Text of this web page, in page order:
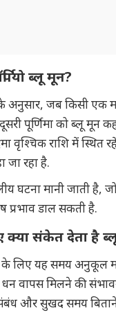
ब्लू मून?
अनुसार, जब किसी एक
पूर्णिमा को ब्लू मून
वृश्चिक राशि में स्थित
जा रहा है.
घटना मानी जाती है,
प्रभाव डाल सकती है.
क्या संकेत देता है
लिए यह समय अनुकूल
वापस मिलने की
संबंध और सुखद समय